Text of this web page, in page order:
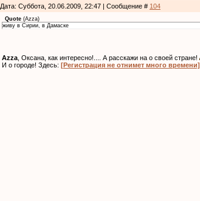
Дата: Суббота, 20.06.2009, 22:47 | Сообщение # 104
Quote (Azza)
живу в Сирии, в Дамаске
Azza , Оксана, как интересно!.... А расскажи на о своей стране!
И о городе! Здесь: [Регистрация не отнимет много времени]